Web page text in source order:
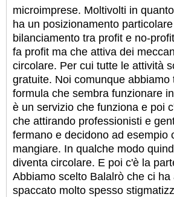
microimprese. Moltivolti in
ha un posizionamento
bilanciamento tra profit e no-
fa profit ma che attiva dei
circolare. Per cui tutte le attività
gratuite. Noi comunque abbiamo
formula che sembra funzionare
è un servizio che funziona e poi
che attirando professionisti e
fermano e decidono ad esempio
mangiare. In qualche modo
diventa circolare. E poi c'è la
Abbiamo scelto Balalrò che ci
spaccato molto spesso